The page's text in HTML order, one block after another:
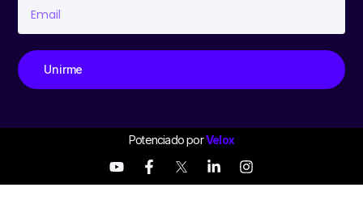
Unirme
Potenciado porVelox